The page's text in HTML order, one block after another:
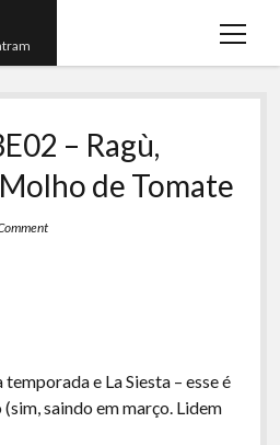
open
rss emailtelegram
– Ragù,
de Tomate
e La Siesta – esse é
saindo em março. Lidem